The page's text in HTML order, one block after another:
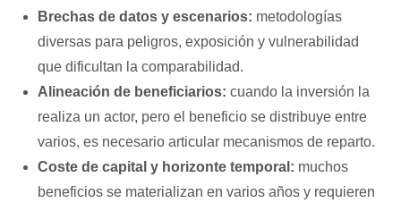
Brechas de datos y escenarios: metodologías
diversas para peligros, exposición y vulnerabilidad
que dificultan la comparabilidad.
Alineación de beneficiarios: cuando la inversión la
realiza un actor, pero el beneficio se distribuye entre
varios, es necesario articular mecanismos de reparto.
Coste de capital y horizonte temporal: muchos
beneficios se materializan en varios años y requieren